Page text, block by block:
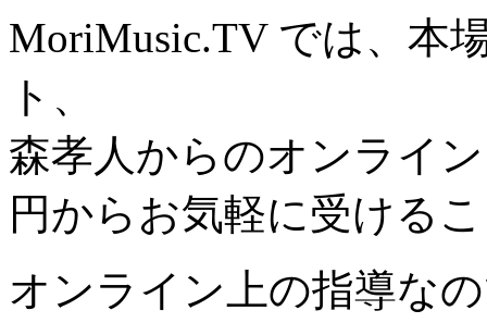
MoriMusic.TV では、本
ト、
森孝人からのオンライ
円からお気軽に受ける
オンライン上の指導な